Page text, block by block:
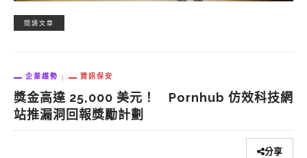
閱讀文章
企業趨勢 資訊保安
獎金高達 25,000 美元！ Pornhub 仿效科技網
站推漏洞回報獎勵計劃
分享